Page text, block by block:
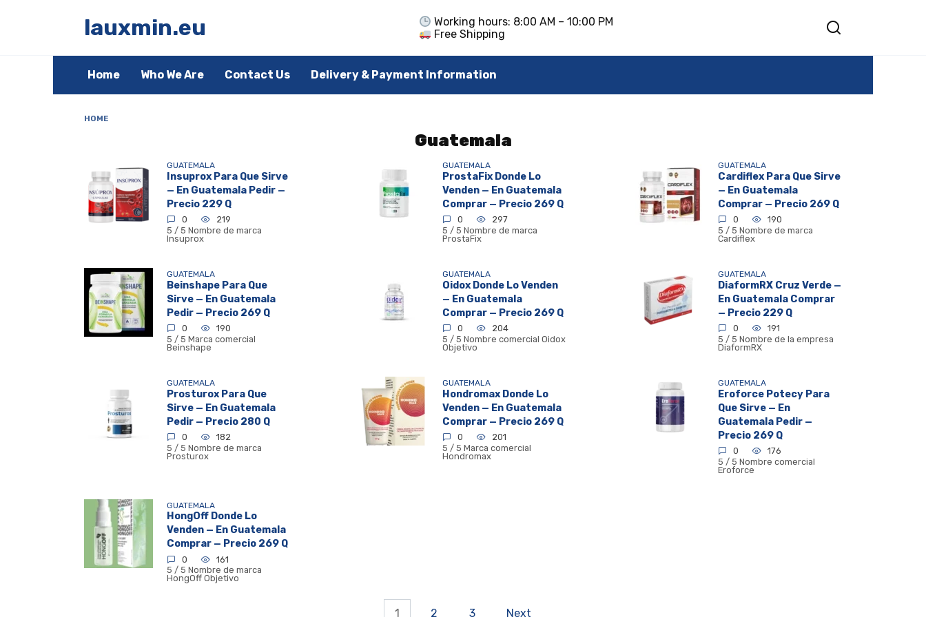
lauxmin.eu
Working hours: 8:00 AM – 10:00 PM
Free Shipping
Home Who We Are Contact Us Delivery & Payment Information
HOME
Guatemala
GUATEMALA
Insuprox Para Que Sirve
— En Guatemala Pedir —
Precio 229 Q
0
219
5 / 5 Nombre de marca
Insuprox
GUATEMALA
ProstaFix Donde Lo
Venden — En Guatemala
Comprar — Precio 269 Q
0
297
5 / 5 Nombre de marca
ProstaFix
GUATEMALA
Cardiflex Para Que Sirve
— En Guatemala
Comprar — Precio 269 Q
0
190
5 / 5 Nombre de marca
Cardiflex
GUATEMALA
Beinshape Para Que
Sirve — En Guatemala
Pedir — Precio 269 Q
0
190
5 / 5 Marca comercial
Beinshape
GUATEMALA
Oidox Donde Lo Venden
— En Guatemala
Comprar — Precio 269 Q
0
204
5 / 5 Nombre comercial Oidox
Objetivo
GUATEMALA
DiaformRX Cruz Verde —
En Guatemala Comprar
— Precio 229 Q
0
191
5 / 5 Nombre de la empresa
DiaformRX
GUATEMALA
Prosturox Para Que
Sirve — En Guatemala
Pedir — Precio 280 Q
0
182
5 / 5 Nombre de marca
Prosturox
GUATEMALA
Hondromax Donde Lo
Venden — En Guatemala
Comprar — Precio 269 Q
0
201
5 / 5 Marca comercial
Hondromax
GUATEMALA
Eroforce Potecy Para
Que Sirve — En
Guatemala Pedir —
Precio 269 Q
0
176
5 / 5 Nombre comercial
Eroforce
GUATEMALA
HongOff Donde Lo
Venden — En Guatemala
Comprar — Precio 269 Q
0
161
5 / 5 Nombre de marca
HongOff Objetivo
1 2 3 Next